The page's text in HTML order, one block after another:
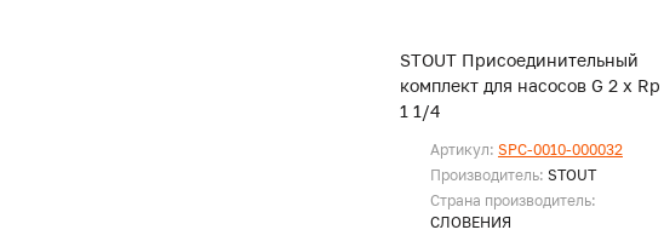
STOUT Присоединительный
комплект для насосов G 2 x Rp
1 1/4
Артикул: SPC-0010-000032
Производитель: STOUT
Страна производитель:
СЛОВЕНИЯ